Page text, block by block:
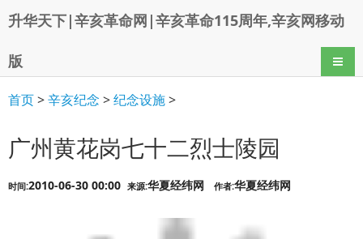
升华天下|辛亥革命网|辛亥革命115周年,辛亥网移动
版 导航
首页>辛亥纪念 >纪念设施>
广州黄花岗七十二烈士陵园
时间:2010-06-30 00:00 来源:华夏经纬网 作者:华夏经纬网